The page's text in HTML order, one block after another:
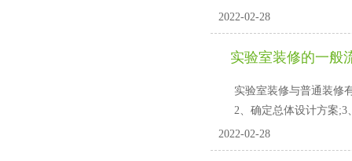
2022-02-28
实验室装修的一般
实验室装修与普通装修有很
2、确定总体设计方案
2022-02-28